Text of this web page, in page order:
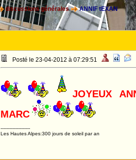
discussions générales ANNIF tEXAN
Posté le 23-04-2012 à 07:29:51
JOYEUX
MARC
--------------------
Les Hautes Alpes:300 jours de soleil par an